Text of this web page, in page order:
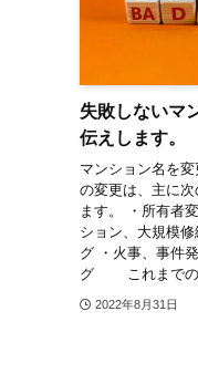
失敗しないマ
伝えします。
マンション名を
の変更は、主に
ます。 ・所有者
ション、大規模
グ ・火事、事件
グ これまでの
2022年8月31日